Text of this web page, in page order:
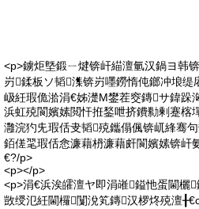
<p>鐪炬墍鍛ㄧ煡锛屽緢澶氫汉鍋ヨ韩
岃鍒板ソ韬潗锛岃嚜鐒惰伅鎯冲埌
岋紝瑕佹湁涓€姊濋Μ鐢茬窔鏄サ鍏跺
浜虹殑閬嬪嫊閲忓拰鍫呭挤鐨勬剰蹇楁
灉浣犳兂瑕佸叏韬殑鑴傝偑锛屼綘骞
銆傞毣瑕佸悆濂藉枬濂藉皯閬嬪嫊锛屽
€?/p>
<p></p>
<p>涓€浜涘皬澶ヤ即涓嶉鎰忚蛋閫欐
敳绶氾紝閫欏闅涗笂鏄汉椤炵殑澶